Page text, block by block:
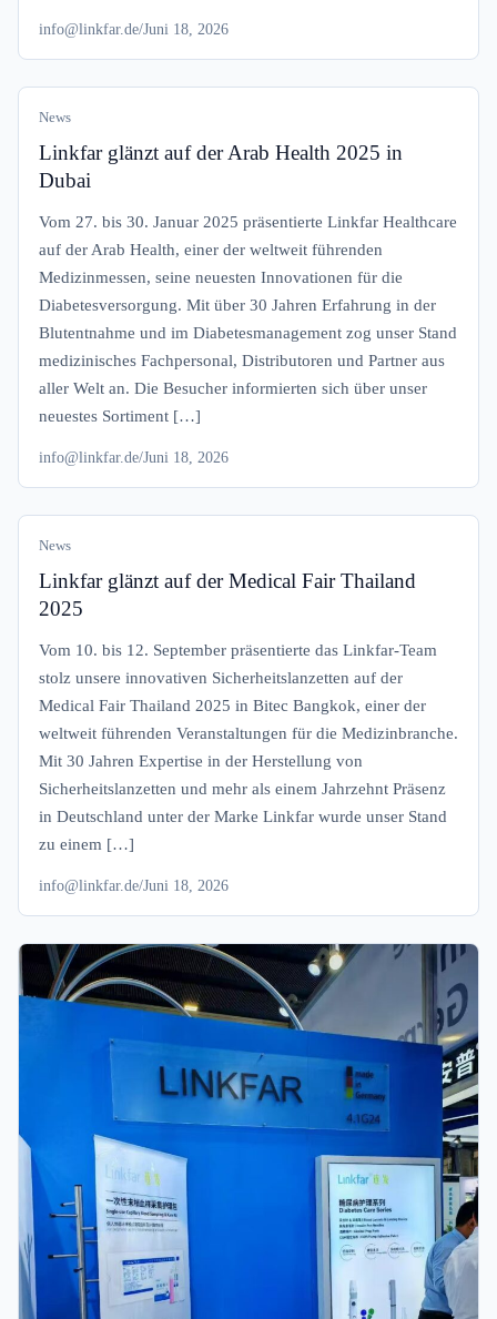
info@linkfar.de/Juni 18, 2026
News
Linkfar glänzt auf der Arab Health 2025 in
Dubai
Vom 27. bis 30. Januar 2025 präsentierte Linkfar Healthcare
auf der Arab Health, einer der weltweit führenden
Medizinmessen, seine neuesten Innovationen für die
Diabetesversorgung. Mit über 30 Jahren Erfahrung in der
Blutentnahme und im Diabetesmanagement zog unser Stand
medizinisches Fachpersonal, Distributoren und Partner aus
aller Welt an. Die Besucher informierten sich über unser
neuestes Sortiment […]
info@linkfar.de/Juni 18, 2026
News
Linkfar glänzt auf der Medical Fair Thailand
2025
Vom 10. bis 12. September präsentierte das Linkfar-Team
stolz unsere innovativen Sicherheitslanzetten auf der
Medical Fair Thailand 2025 in Bitec Bangkok, einer der
weltweit führenden Veranstaltungen für die Medizinbranche.
Mit 30 Jahren Expertise in der Herstellung von
Sicherheitslanzetten und mehr als einem Jahrzehnt Präsenz
in Deutschland unter der Marke Linkfar wurde unser Stand
zu einem […]
info@linkfar.de/Juni 18, 2026